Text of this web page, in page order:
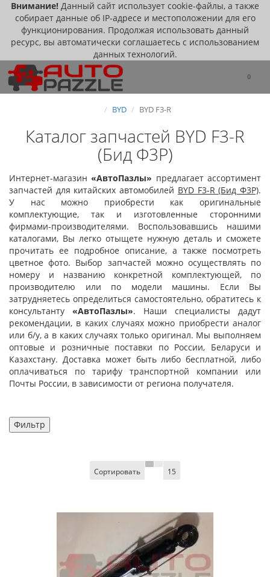
Внимание! Данный сайт использует cookie-файлы, а также
собирает данные об IP-адресе и местоположении для его
функционирования. Продолжая использовать данный
ресурс, вы автоматически соглашаетесь с использованием
данных технологий.
0
BYD BYD F3-R
Каталог запчастей BYD F3-R
(Бид Ф3Р)
Интернет-магазин«АвтоПазлы» предлагает ассортимент
запчастей для китайских автомобилей BYD F3-R(Бид Ф3Р).
У нас можно приобрести как оригинальные
комплектующие, так и изготовленные сторонними
фирмами-производителями. Воспользовавшись нашими
каталогами, Вы легко отыщете нужную деталь и сможете
прочитать ее подробное описание, а также посмотреть
цветное фото. Выбор запчастей можно осуществлять по
номеру и названию конкретной комплектующей, по
производителю или по модели машины. Если Вы
затрудняетесь определиться самостоятельно, обратитесь к
консультанту «АвтоПазлы». Наши специалисты дадут
рекомендации, в каких случаях можно приобрести аналог
или б/у, а в каких случаях только оригинал. Мы выполняем
оптовые и розничные поставки по России, Беларуси и
Казахстану. Доставка может быть либо бесплатной, либо
оплачиваться по тарифу транспортной компании или
Почты России, в зависимости от региона получателя.
Фильтр
Сортировать 15